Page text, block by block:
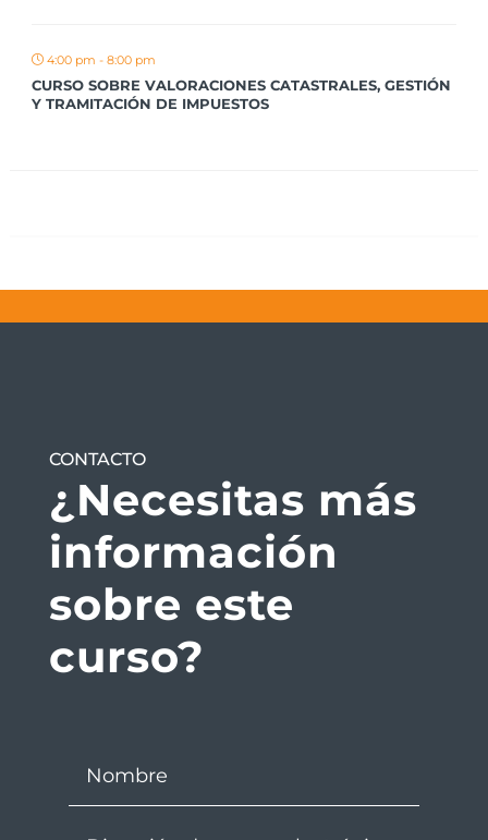
4:00 pm - 8:00 pm
CURSO SOBRE VALORACIONES CATASTRALES, GESTIÓN
Y TRAMITACIÓN DE IMPUESTOS
CONTACTO
¿Necesitas más
información
sobre este
curso?